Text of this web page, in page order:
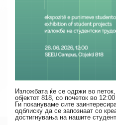
Изложбата ќе се одржи во
објектот 818, со почеток во
Ги покануваме сите
одблиску да се запознаат со
достигнувања на нашите